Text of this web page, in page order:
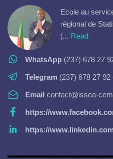
Ecole au
régional de
(... Read
WhatsApp (237) 678 27
Telegram (237) 678 27 92
Email contact@issea-
https://
https://